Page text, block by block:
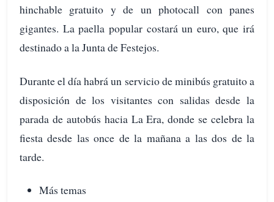
hinchable gratuito y de un photocall con panes
gigantes. La paella popular costará un euro, que irá
destinado a la Junta de Festejos.
Durante el día habrá un servicio de minibús gratuito a
disposición de los visitantes con salidas desde la
parada de autobús hacia La Era, donde se celebra la
fiesta desde las once de la mañana a las dos de la
tarde.
Más temas